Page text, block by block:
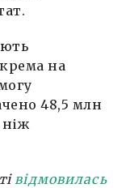
на
48,5 млн
відмовилась